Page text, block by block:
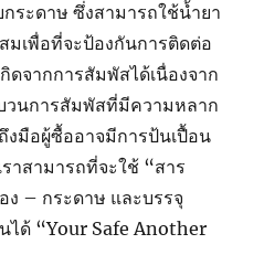
ระดาษ ซึ่งสามารถใช้น้ำยา
มเพื่อที่จะป้องกันการติดต่อ
ดจากการสัมพัสได้เนื่องจาก
วนการสัมพัสที่มีความหลาก
งมือผู้ซื้ออาจมีการป้นเปื้อน
าสามารถที่จะใช้ “สาร
– กระดาษ และบรรจุ
ด้ “Your Safe Another